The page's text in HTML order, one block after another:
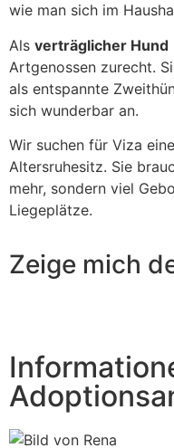
wie man sich im
Als verträglicher Hund
Artgenossen zurecht.
als entspannte
sich wunderbar an.
Wir suchen für Viza
Altersruhesitz. Sie
mehr, sondern viel
Liegeplätze.
Zeige mich